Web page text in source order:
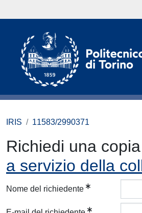
IRIS 11583/2990371
Richiedi una
a servizio della
Nome del richiedente